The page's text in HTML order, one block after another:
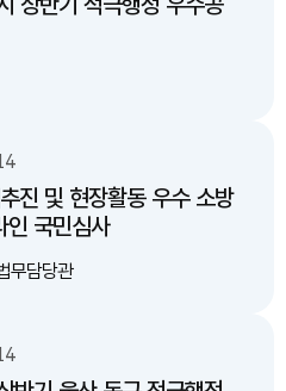
·유휴지를 활용하여 신속하고 대규
벨트 직주근접
통 혼잡을 줄이고 출퇴근 시간을
급 정
토와 적극적인 개발 추진을 제안
추진 및 현장활동 우수 소방
인 국민심사
무담당관